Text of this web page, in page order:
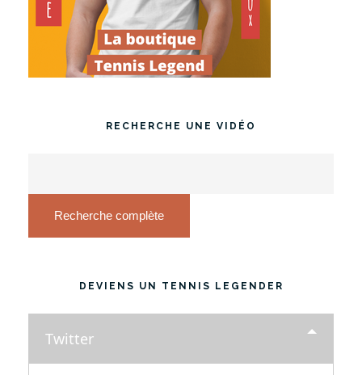
RECHERCHE UNE VIDÉO
Recherche complète
DEVIENS UN TENNIS LEGENDER
Twitter